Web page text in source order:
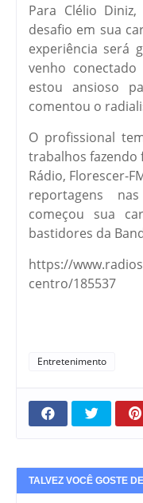
Para Clélio
desafio em sua
experiência será
venho
estou ansioso
comentou o
O profissional
trabalhos fazendo
Rádio, Florescer-
reportagens
começou sua
bastidores da
https://
centro/185537
Entretenimento
TALVEZ VOCÊ GOSTE